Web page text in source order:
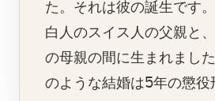
た。それは彼の誕生です
白人のスイス人の父親と
の母親の間に生まれまし
のような結婚は5年の懲役